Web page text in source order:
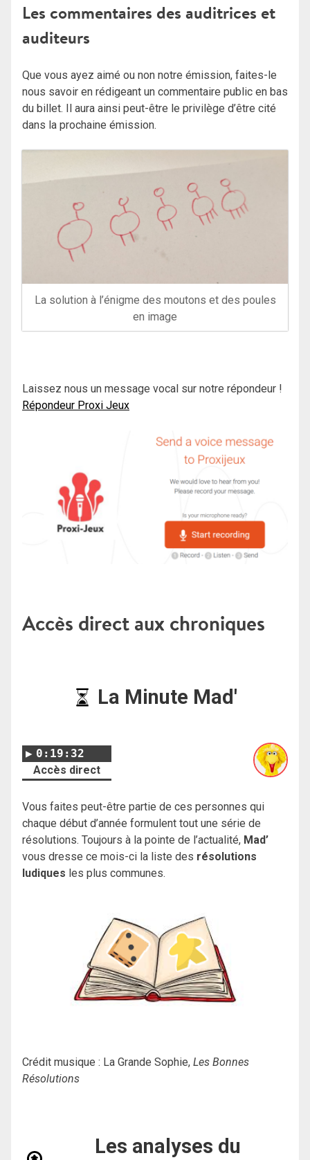
Les commentaires des auditrices et
auditeurs
Que vous ayez aimé ou non notre émission, faites-le
nous savoir en rédigeant un commentaire public en bas
du billet. Il aura ainsi peut-être le privilège d’être cité
dans la prochaine émission.
La solution à l’énigme des moutons et des poules
en image
Laissez nous un message vocal sur notre répondeur !
Répondeur Proxi Jeux
Accès direct aux chroniques
La Minute Mad'
0:19:32
Accès direct
Vous faites peut-être partie de ces personnes qui
chaque début d’année formulent tout une série de
résolutions. Toujours à la pointe de l’actualité, Mad’
vous dresse ce mois-ci la liste des résolutions
ludiques les plus communes.
Crédit musique : La Grande Sophie, Les Bonnes
Résolutions
Les analyses du